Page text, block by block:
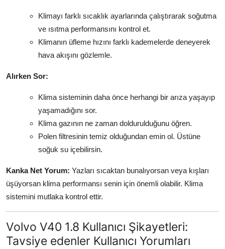
Klimayı farklı sıcaklık ayarlarında çalıştırarak soğutma
ve ısıtma performansını kontrol et.
Klimanın üfleme hızını farklı kademelerde deneyerek
hava akışını gözlemle.
Alırken Sor:
Klima sisteminin daha önce herhangi bir arıza yaşayıp
yaşamadığını sor.
Klima gazının ne zaman doldurulduğunu öğren.
Polen filtresinin temiz olduğundan emin ol. Üstüne
soğuk su içebilirsin.
Kanka Net Yorum: Yazları sıcaktan bunalıyorsan veya kışları
üşüyorsan klima performansı senin için önemli olabilir. Klima
sistemini mutlaka kontrol ettir.
Volvo V40 1.8 Kullanıcı Şikayetleri:
Tavsiye edenler Kullanıcı Yorumları